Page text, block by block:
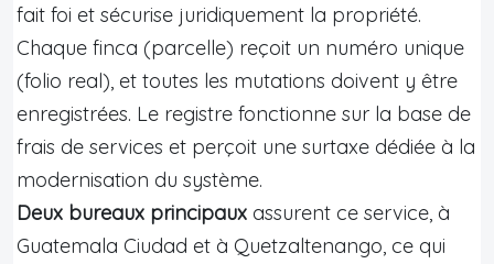
fait foi et sécurise juridiquement la propriété.
Chaque finca (parcelle) reçoit un numéro unique
(folio real), et toutes les mutations doivent y être
enregistrées. Le registre fonctionne sur la base de
frais de services et perçoit une surtaxe dédiée à la
modernisation du système.
Deux bureaux principaux assurent ce service, à
Guatemala Ciudad et à Quetzaltenango, ce qui